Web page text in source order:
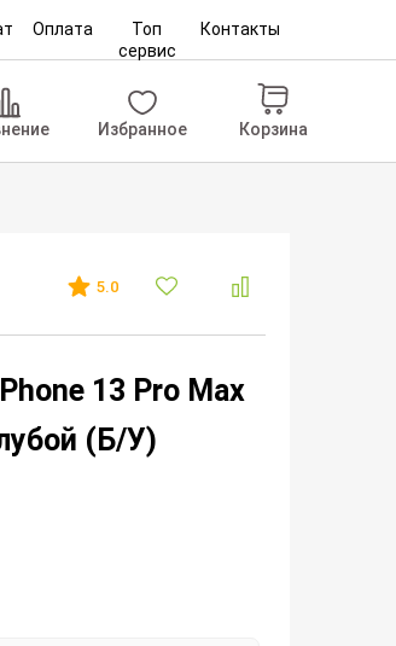
Оплата
Топ
сервис
Контакты
Избранное Корзина
5.0
13 Pro Max
(Б/У)